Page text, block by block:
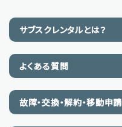
サブスクレンタルとは？
よくある質問
故障・交換・解約・移動申請